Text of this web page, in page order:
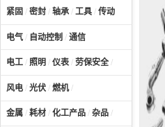
紧固 / 密封 / 轴承 / 工具 / 传动
电气 / 自动控制 / 通信
电工 / 照明 / 仪表 / 劳保安全 /
风电 / 光伏 / 燃机/
金属 / 耗材 / 化工产品 / 杂品 /